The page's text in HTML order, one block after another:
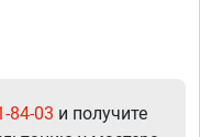
84-03 и получите